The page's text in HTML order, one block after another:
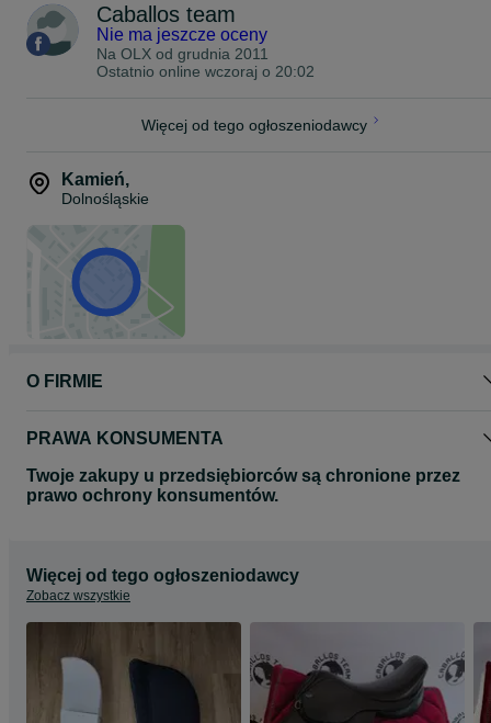
Caballos team
Nie ma jeszcze oceny
Na OLX od grudnia 2011
Ostatnio online wczoraj o 20:02
Więcej od tego ogłoszeniodawcy
Kamień,
Dolnośląskie
O FIRMIE
PRAWA KONSUMENTA
Twoje zakupy u przedsiębiorców są chronione przez
prawo ochrony konsumentów.
Więcej od tego ogłoszeniodawcy
Zobacz wszystkie